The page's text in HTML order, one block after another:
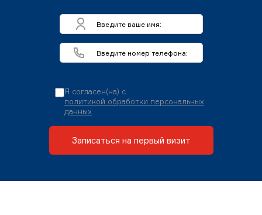
Я согласен(на) с
политикой обработки персональных
данных
Записаться на первый визит